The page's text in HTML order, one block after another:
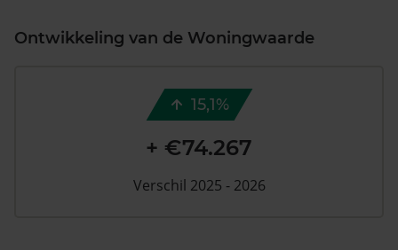
Ontwikkeling van de Woningwaarde
15,1%
+ €74.267
Verschil 2025 - 2026